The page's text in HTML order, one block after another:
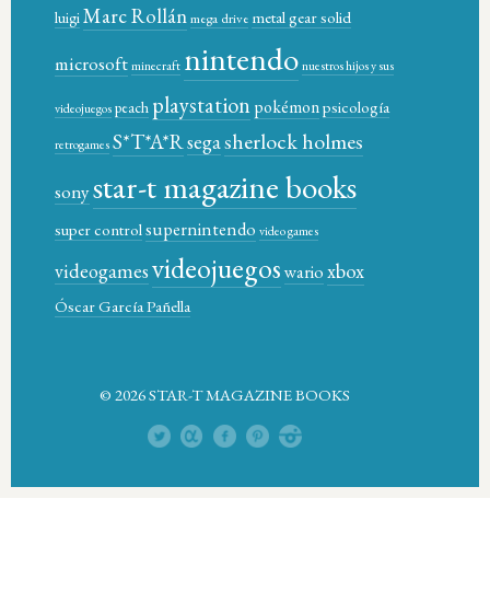
luigiMarc Rollánmega drive metal gear solid
microsoftminecraft nintendonuestros hijos y sus
videojuegospeach playstationpokémonpsicología
retrogamesS*T*A*Rsegasherlock holmes
sonystar-t magazine books
super control supernintendo video games
videogamesvideojuegoswarioxbox
Óscar García Pañella
© 2026 STAR-T MAGAZINE BOOKS